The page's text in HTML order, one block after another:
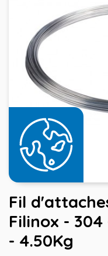
Fil
Filinox -
- 4.50Kg